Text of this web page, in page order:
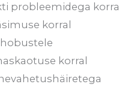
probleemidega korral
korral
korral